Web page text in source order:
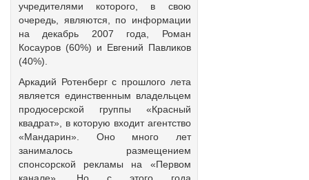
учредителями которого, в свою
очередь, являются, по информации
на декабрь 2007 года, Роман
Косауров (60%) и Евгений Павликов
(40%).
Аркадий Ротенберг с прошлого лета
является единственным владельцем
продюсерской группы «Красный
квадрат», в которую входит агентство
«Мандарин». Оно много лет
занималось размещением
спонсорской рекламы на «Первом